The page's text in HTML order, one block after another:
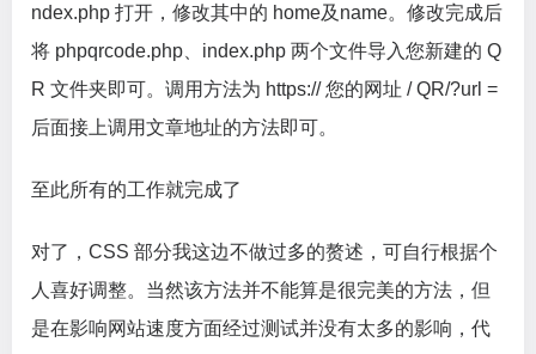
ndex.php 打开，修改其中的 home及name。修改完成后
将 phpqrcode.php、index.php 两个文件导入您新建的 Q
R 文件夹即可。调用方法为 https:// 您的网址 / QR/?url =
后面接上调用文章地址的方法即可。
至此所有的工作就完成了
对了，CSS 部分我这边不做过多的赘述，可自行根据个
人喜好调整。当然该方法并不能算是很完美的方法，但
是在影响网站速度方面经过测试并没有太多的影响，代